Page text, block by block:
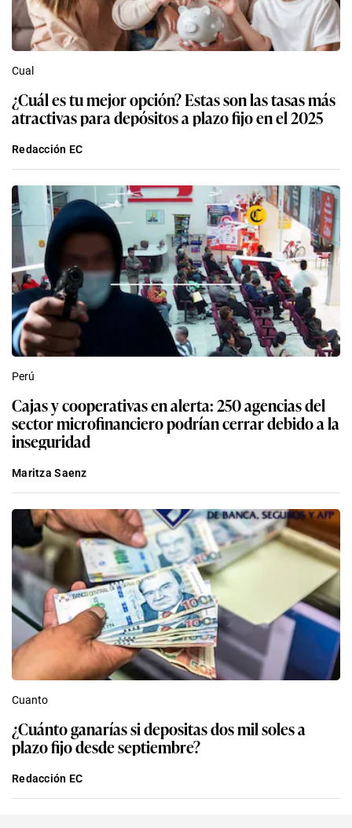
Cual
¿Cuál es tu mejor opción? Estas son las tasas más
atractivas para depósitos a plazo fijo en el 2025
Redacción EC
Perú
Cajas y cooperativas en alerta: 250 agencias del
sector microfinanciero podrían cerrar debido a la
inseguridad
Maritza Saenz
Cuanto
¿Cuánto ganarías si depositas dos mil soles a
plazo fijo desde septiembre?
Redacción EC